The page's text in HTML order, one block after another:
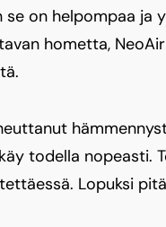
on helpompaa ja
hometta,
todella nopeasti.
Lopuksi